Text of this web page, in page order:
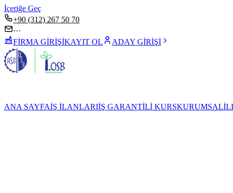
İçeriğe Geç
+90 (312) 267 50 70
···
FİRMA GİRİŞİKAYIT OL ADAY GİRİŞİ
ANA SAYFAİŞ İLANLARIİŞ GARANTİLİ KURSKURUMSAL